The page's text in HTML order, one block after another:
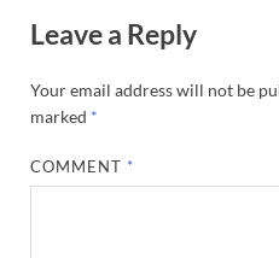
Leave a Reply
Your email address will not be
marked *
COMMENT *